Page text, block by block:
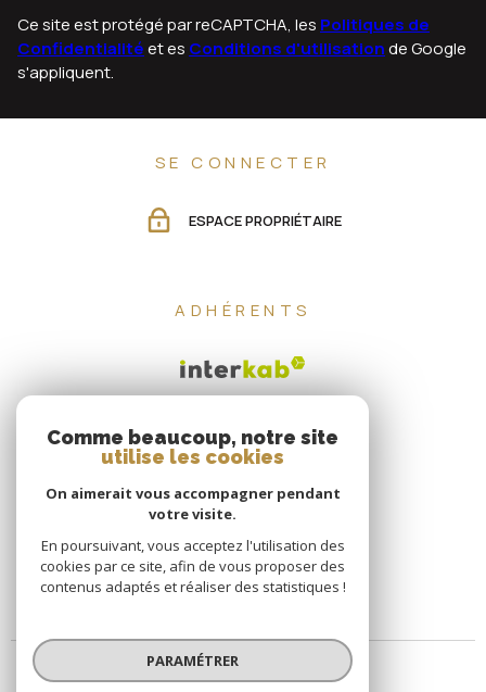
Ce site est protégé par reCAPTCHA, les Politiques de
Confidentialitéet es Conditions d'utilisationde Google
s'appliquent.
SE CONNECTER
ESPACE PROPRIÉTAIRE
ADHÉRENTS
Comme beaucoup, notre site
utilise les cookies
On aimerait vous accompagner pendant
votre visite.
En poursuivant, vous acceptez l'utilisation des
cookies par ce site, afin de vous proposer des
contenus adaptés et réaliser des statistiques !
PARAMÉTRER